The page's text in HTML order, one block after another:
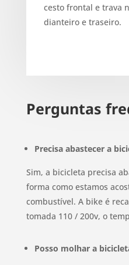
cesto frontal e trava
dianteiro e traseiro.
Perguntas
Precisa abastecer a
Sim, a bicicleta precisa
forma como estamos
combustível. A bike é
tomada 110 / 200v, o
Posso molhar a